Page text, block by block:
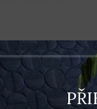
6 kapes na kreditní karty,